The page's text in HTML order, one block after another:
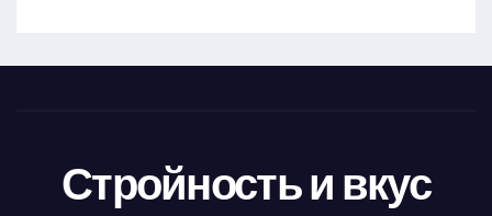
Стройность и вкус